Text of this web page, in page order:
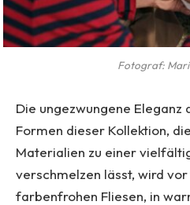
Fotograf:
Die ungezwungene Eleganz
Formen dieser Kollektion,
Materialien zu einer
verschmelzen lässt, wird
farbenfrohen Fliesen, in